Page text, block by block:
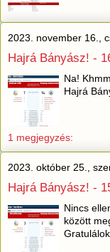
2023. november 16.,
Hajrá Bányász! -
Na!
Hajrá
1 megjegyzés:
2023. október 25.,
Hajrá Bányász! -
Nincs
között